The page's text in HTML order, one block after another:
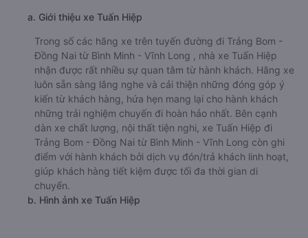
a. Giới thiệu xe Tuấn Hiệp
Trong số các hãng xe trên tuyến đường đi Trảng Bom -
Đồng Nai từ Bình Minh - Vĩnh Long , nhà xe Tuấn Hiệp
nhận được rất nhiều sự quan tâm từ hành khách. Hãng xe
luôn sẵn sàng lắng nghe và cải thiện những đóng góp ý
kiến từ khách hàng, hứa hẹn mang lại cho hành khách
những trải nghiệm chuyến đi hoàn hảo nhất. Bên cạnh
dàn xe chất lượng, nội thất tiện nghi, xe Tuấn Hiệp đi
Trảng Bom - Đồng Nai từ Bình Minh - Vĩnh Long còn ghi
điểm với hành khách bởi dịch vụ đón/trả khách linh hoạt,
giúp khách hàng tiết kiệm được tối đa thời gian di
chuyển.
b. Hình ảnh xe Tuấn Hiệp